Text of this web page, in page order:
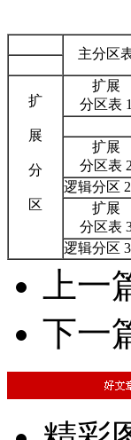
主分区
扩
展
分
区
扩展
分区表 1
扩展
分区表 2
逻辑分区 2
扩展
分区表
逻辑分区 3
上一
下一